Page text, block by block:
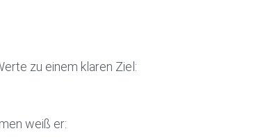
zu einem klaren Ziel:
weiß er: